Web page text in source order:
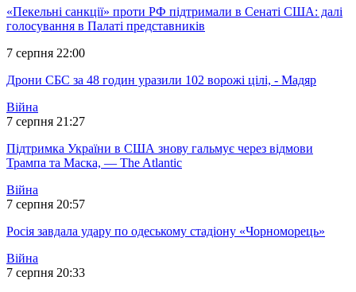
«Пекельні санкції» проти РФ підтримали в Сенаті США: далі
голосування в Палаті представників
7 серпня 22:00
Дрони СБС за 48 годин уразили 102 ворожі цілі, - Мадяр
Війна
7 серпня 21:27
Підтримка України в США знову гальмує через відмови
Трампа та Маска, — The Atlantic
Війна
7 серпня 20:57
Росія завдала удару по одеському стадіону «Чорноморець»
Війна
7 серпня 20:33